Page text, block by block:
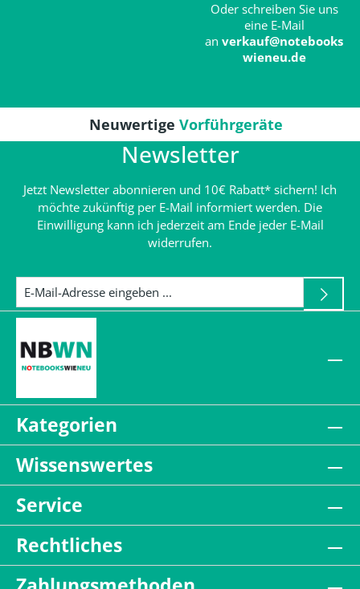
Oder schreiben Sie uns
eine E-Mail
an verkauf@notebooks
wieneu.de
Neuwertige Vorführgeräte
Newsletter
Jetzt Newsletter abonnieren und 10€ Rabatt* sichern! Ich
möchte zukünftig per E-Mail informiert werden. Die
Einwilligung kann ich jederzeit am Ende jeder E-Mail
widerrufen.
Kategorien
Wissenswertes
Service
Rechtliches